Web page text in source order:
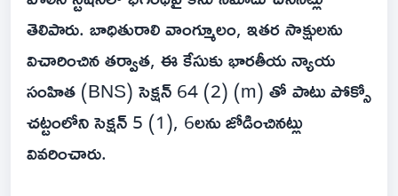
తెలిపారు. బాధితురాలి వాంగ్మూలం, ఇతర సాక్షులను
విచారించిన తర్వాత, ఈ కేసుకు భారతీయ న్యాయ
సంహిత (BNS) సెక్షన్ 64 (2) (m) తో పాటు పోక్సో
చట్టంలోని సెక్షన్ 5 (1), 6లను జోడించినట్లు
వివరించారు.